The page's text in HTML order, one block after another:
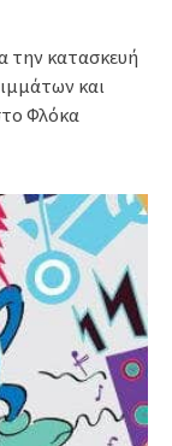
την κατασκευή
και
Φλόκα